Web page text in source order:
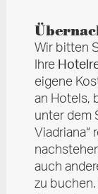
Wir bitten
Ihre
eigene
an Hotels,
unter dem
Viadriana“
auch
zu